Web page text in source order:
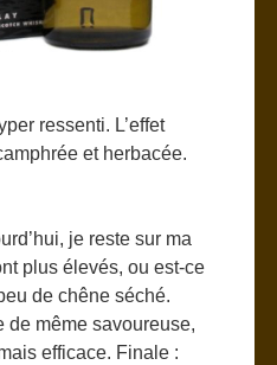
ressenti. L’effet
et herbacée.
je reste sur ma
plus élevés, ou est-ce
de chêne séché.
de même savoureuse,
efficace. Finale :